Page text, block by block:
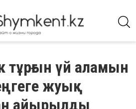
тұрғын үй аламын
жуық
айырылды